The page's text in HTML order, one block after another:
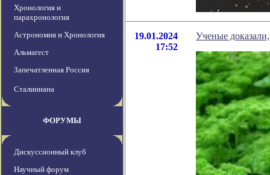
Хронология и
парахронология
Астрономия и Хронология
Альмагест
Запечатленная Россия
Сталиниана
ФОРУМЫ
Дискуссионный клуб
Научный форум
19.01.2024
17:52
Ученые